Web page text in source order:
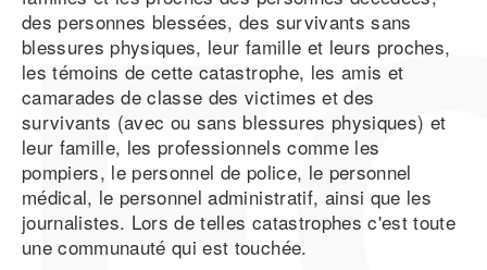
des personnes blessées, des survivants sans
blessures physiques, leur famille et leurs proches,
les témoins de cette catastrophe, les amis et
camarades de classe des victimes et des
survivants (avec ou sans blessures physiques) et
leur famille, les professionnels comme les
pompiers, le personnel de police, le personnel
médical, le personnel administratif, ainsi que les
journalistes. Lors de telles catastrophes c'est toute
une communauté qui est touchée.